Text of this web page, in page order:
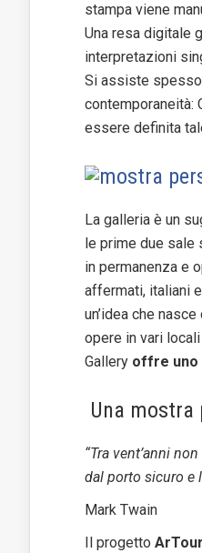
stampa viene
Una resa digitale
interpretazioni
Si assiste
contemporaneità:
essere definita
La galleria è un
le prime due
in permanenza e
affermati, italiani
un’idea che
opere in vari
Gallery offre uno
Una mostra
“Tra vent’anni
dal porto sicuro e
Mark Twain
Il progetto ArTour